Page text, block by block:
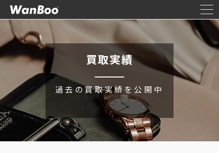
買取実績
過去の買取実績を公開中